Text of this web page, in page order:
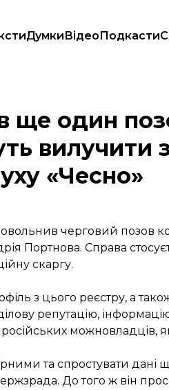
ДумкиВідеоПодкасти
можуть вилучити з «Реєстру
ще один
вилучити
«Чесно»
черговий позов
Портнова. Справа
скаргу.
з цього реєстру, а
репутацію,
можновладців,
та спростувати
До того ж він